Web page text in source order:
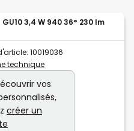
3,4 W 940 36° 230 lm
10019036
technique
vos
créer un